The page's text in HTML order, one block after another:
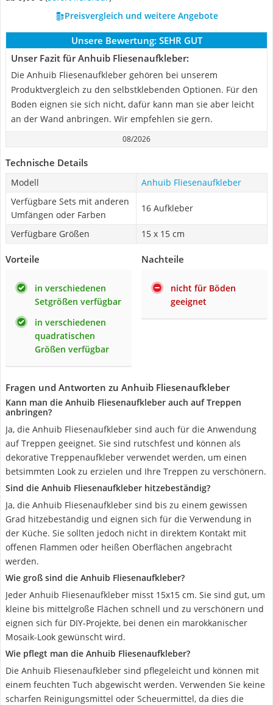
Preisvergleich und weitere Angebote
Unsere Bewertung: SEHR GUT
Unser Fazit für Anhuib Fliesenaufkleber:
Die Anhuib Fliesenaufkleber gehören bei unserem
Produktvergleich zu den selbstklebenden Optionen. Für den
Boden eignen sie sich nicht, dafür kann man sie aber leicht
an der Wand anbringen. Wir empfehlen sie gern.
08/2026
Technische Details
Modell
Anhuib Fliesenaufkleber
Verfügbare Sets mit anderen
Umfängen oder Farben
16 Aufkleber
Verfügbare Größen 15 x 15 cm
Vorteile
in verschiedenen
Setgrößen verfügbar
in verschiedenen
quadratischen
Größen verfügbar
Nachteile
nicht für Böden
geeignet
Fragen und Antworten zu Anhuib Fliesenaufkleber
Kann man die Anhuib Fliesenaufkleber auch auf Treppen
anbringen?
Ja, die Anhuib Fliesenaufkleber sind auch für die Anwendung
auf Treppen geeignet. Sie sind rutschfest und können als
dekorative Treppenaufkleber verwendet werden, um einen
betsimmten Look zu erzielen und Ihre Treppen zu verschönern.
Sind die Anhuib Fliesenaufkleber hitzebeständig?
Ja, die Anhuib Fliesenaufkleber sind bis zu einem gewissen
Grad hitzebeständig und eignen sich für die Verwendung in
der Küche. Sie sollten jedoch nicht in direktem Kontakt mit
offenen Flammen oder heißen Oberflächen angebracht
werden.
Wie groß sind die Anhuib Fliesenaufkleber?
Jeder Anhuib Fliesenaufkleber misst 15x15 cm. Sie sind gut, um
kleine bis mittelgroße Flächen schnell und zu verschönern und
eignen sich für DIY-Projekte, bei denen ein marokkanischer
Mosaik-Look gewünscht wird.
Wie pflegt man die Anhuib Fliesenaufkleber?
Die Anhuib Fliesenaufkleber sind pflegeleicht und können mit
einem feuchten Tuch abgewischt werden. Verwenden Sie keine
scharfen Reinigungsmittel oder Scheuermittel, da dies die